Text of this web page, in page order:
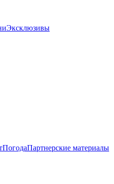
Эксклюзивы
ПогодаПартнерские материалы